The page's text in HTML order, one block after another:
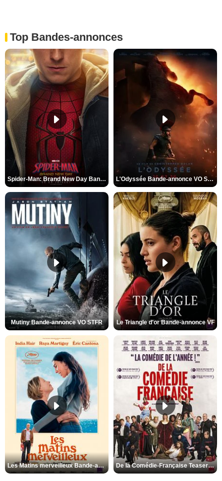
Top Bandes-annonces
Spider-Man: Brand New Day Bande-annonce VO STFR L'Odyssée Bande-annonce VO STFR
Mutiny Bande-annonce VO STFR Le Triangle d'or Bande-annonce VF
Les Matins merveilleux Bande-annonce VF De la Comédie-Française Teaser VF